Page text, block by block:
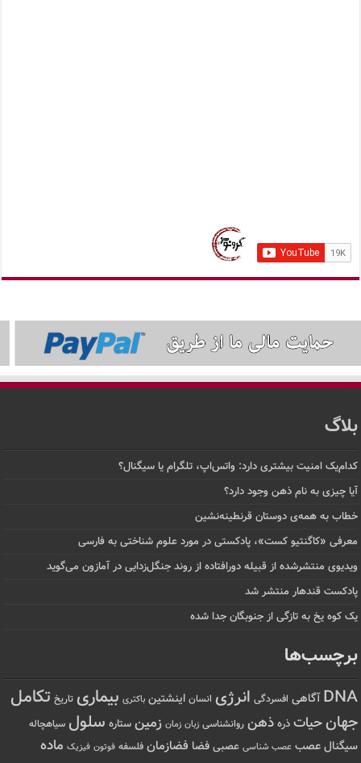
بلاگ
کدام‌یک امنیت بیشتری دارد: واتس‌اپ، تلگرام یا سیگنال؟
آیا چیزی به نام ذهن وجود دارد؟
خطاب به همه‌ی دوستان قرنطینه‌نشین
معرفی «کاگنتیو کست»، پادکستی در مورد علوم شناختی به فارسی
ویدیوی منتشرشده از قبیله دورافتاده‌ از روند جنگل‌زدایی در آمازون می‌گوید
پادکست قندهار منتشر شد
یک کوه یخ به تازگی از جنوبگان جدا شده
برچسب‌ها
DNA آگاهی افسردگی انرژی انسان اینشتین باکتری بیماری تاریخ تکامل
جهانحیات ذره ذهن روانشناسی زبان زمان زمین ستاره سلول سیاهچاله
سیگنال عصب عصب شناسی عصبی فضا فضازمان فلسفه فوتون فیزیک ماده